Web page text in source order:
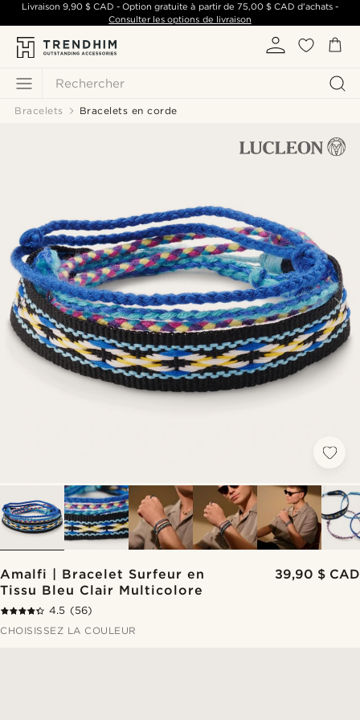
Rechercher
Livraison 9,90 $ CAD - Option gratuite à partir de 75,00 $ CAD d'achats -
Consulter les options de livraison
Bracelets Bracelets en corde
Amalfi | Bracelet Surfeur en
Tissu Bleu Clair Multicolore
39,90 $ CAD
4.5 (56)
CHOISISSEZ LA COULEUR